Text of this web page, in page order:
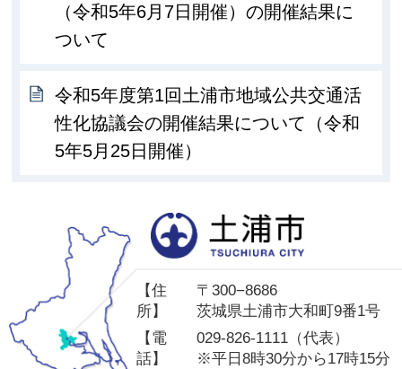
（令和5年6月7日開催）の開催結果に
ついて
令和5年度第1回土浦市地域公共交通活
性化協議会の開催結果について（令和
5年5月25日開催）
【住
所】
〒300−8686
茨城県土浦市大和町9番1号
【電
話】
029-826-1111（代表）
※平日8時30分から17時15分